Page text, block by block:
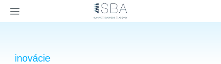
inovácie